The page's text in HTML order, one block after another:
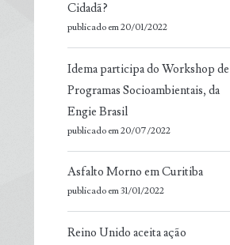
Cidadã?
publicado em 20/01/2022
Idema participa do Workshop de
Programas Socioambientais, da
Engie Brasil
publicado em 20/07/2022
Asfalto Morno em Curitiba
publicado em 31/01/2022
Reino Unido aceita ação